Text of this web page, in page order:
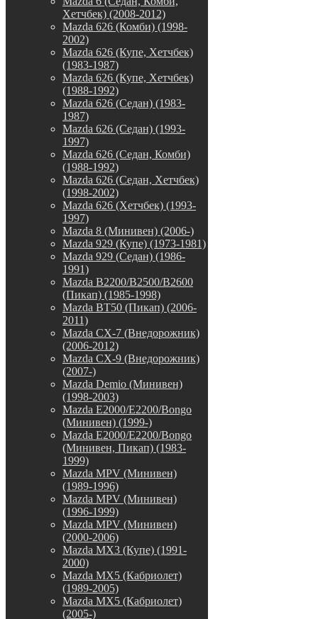
Хетчбек) (2008-2012)
Mazda 626 (Комби) (1998-
2002)
Mazda 626 (Купе, Хетчбек)
(1983-1987)
Mazda 626 (Купе, Хетчбек)
(1988-1992)
Mazda 626 (Седан) (1983-
1987)
Mazda 626 (Седан) (1993-
1997)
Mazda 626 (Седан, Комби)
(1988-1992)
Mazda 626 (Седан, Хетчбек)
(1998-2002)
Mazda 626 (Хетчбек) (1993-
1997)
Mazda 8 (Минивен) (2006-)
Mazda 929 (Купе) (1973-1981)
Mazda 929 (Седан) (1986-
1991)
Mazda B2200/B2500/B2600
(Пикап) (1985-1998)
Mazda BT50 (Пикап) (2006-
2011)
Mazda CX-7 (Внедорожник)
(2006-2012)
Mazda CX-9 (Внедорожник)
(2007-)
Mazda Demio (Минивен)
(1998-2003)
Mazda E2000/E2200/Bongo
(Минивен) (1999-)
Mazda E2000/E2200/Bongo
(Минивен, Пикап) (1983-
1999)
Mazda MPV (Минивен)
(1989-1996)
Mazda MPV (Минивен)
(1996-1999)
Mazda MPV (Минивен)
(2000-2006)
Mazda MX3 (Купе) (1991-
2000)
Mazda MX5 (Кабриолет)
(1989-2005)
Mazda MX5 (Кабриолет)
(2005-)